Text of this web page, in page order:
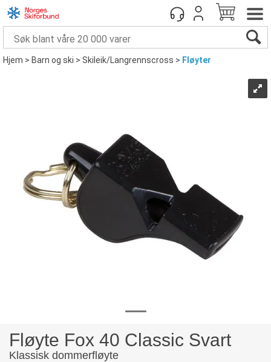
Hjem>Barn og ski>Skileik/Langrennscross> Fløyter
Fløyte Fox 40 Classic Svart
Klassisk dommerfløyte